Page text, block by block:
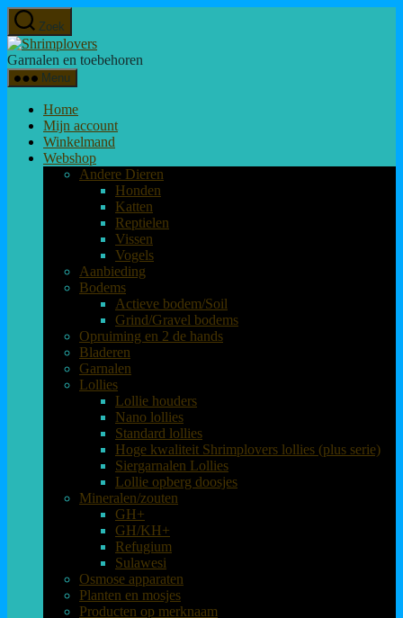
Overslaan
naar
de
inhoud
Zoek
Shrimplovers
Garnalen en toebehoren
Menu
Home
Mijn account
Winkelmand
Webshop
Andere Dieren
Honden
Katten
Reptielen
Vissen
Vogels
Aanbieding
Bodems
Actieve bodem/Soil
Grind/Gravel bodems
Opruiming en 2 de hands
Bladeren
Garnalen
Lollies
Lollie houders
Nano lollies
Standard lollies
Hoge kwaliteit Shrimplovers lollies (plus serie)
Siergarnalen Lollies
Lollie opberg doosjes
Mineralen/zouten
GH+
GH/KH+
Refugium
Sulawesi
Osmose apparaten
Planten en mosjes
Producten op merknaam